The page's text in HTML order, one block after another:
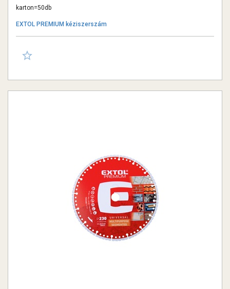
karton=50db
EXTOL PREMIUM kéziszerszám